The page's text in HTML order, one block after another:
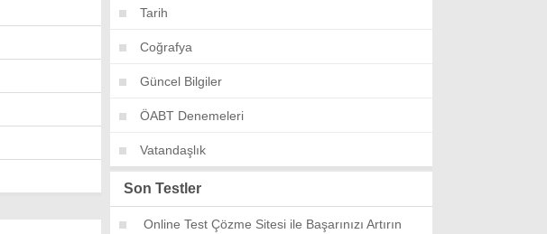
Tarih
Coğrafya
Güncel Bilgiler
ÖABT Denemeleri
Vatandaşlık
Son Testler
Online Test Çözme Sitesi ile Başarınızı Artırın